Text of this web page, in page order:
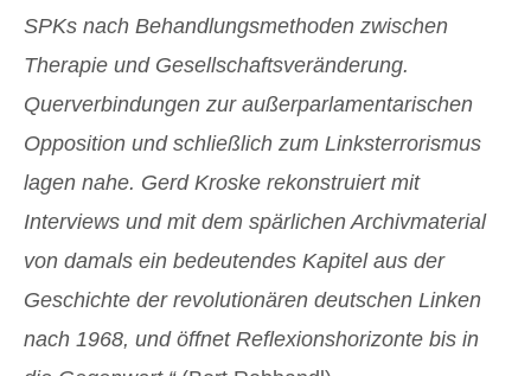
SPKs nach Behandlungsmethoden zwischen
Therapie und Gesellschaftsveränderung.
Querverbindungen zur außerparlamentarischen
Opposition und schließlich zum Linksterrorismus
lagen nahe. Gerd Kroske rekonstruiert mit
Interviews und mit dem spärlichen Archivmaterial
von damals ein bedeutendes Kapitel aus der
Geschichte der revolutionären deutschen Linken
nach 1968, und öffnet Reflexionshorizonte bis in